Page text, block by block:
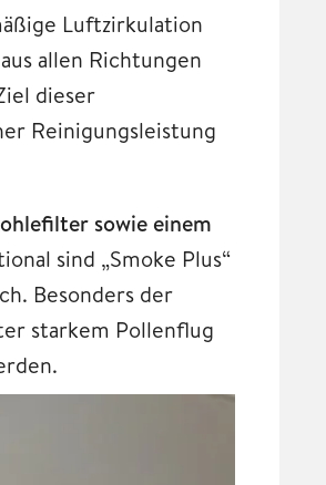
Luftzirkulation
allen Richtungen
dieser
Reinigungsleistung
sowie einem
sind „Smoke Plus“
Besonders der
starkem Pollenflug